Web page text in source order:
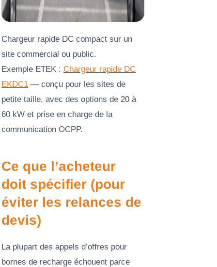
Chargeur rapide DC compact sur un
site commercial ou public.
Exemple ETEK : Chargeur rapide DC
EKDC1 — conçu pour les sites de
petite taille, avec des options de 20 à
60 kW et prise en charge de la
communication OCPP.
Ce que l’acheteur
doit spécifier (pour
éviter les relances de
devis)
La plupart des appels d’offres pour
bornes de recharge échouent parce